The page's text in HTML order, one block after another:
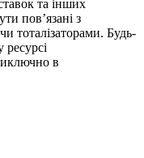
та інших
пов’язані з
тоталізаторами. Будь-
ресурсі
в